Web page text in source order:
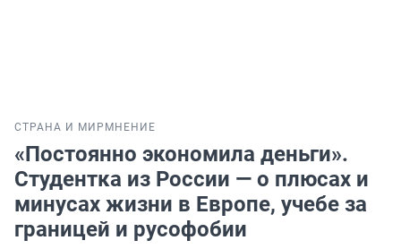
СТРАНА И МИР МНЕНИЕ
«Постоянно экономила деньги».
Студентка из России — о плюсах и
минусах жизни в Европе, учебе за
границей и русофобии